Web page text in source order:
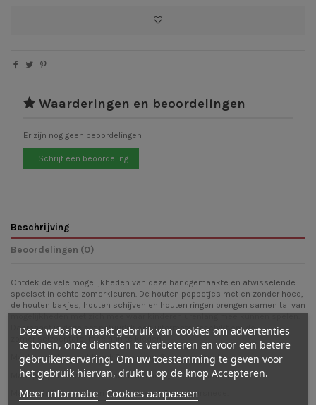
Waarderingen en beoordelingen
Er zijn nog geen beoordelingen
Schrijf een beoordeling
Beschrijving
Beoordelingen (0)
Ontdek de vele mogelijkheden van deze handgemaakte en afwisselende
speelset in echte zomerkleuren. De houten poppetjes met en zonder hoed,
de houten bakjes, houten schijven en houten ringen brengen samen tal van
mogelijkheden met zich mee waar kinderen urenlang mee kunnen spelen.
Daarnaast is deze set natuurlijk ook uitermate geschikt om de
zomer seizoentafel mee aan te kleden.
Maat poppetjes met hoed: 7 cm hoog, 3 cm doorsnede
Maat poppetjes zonder hoed: 6 cm hoog, 3 cm doorsnelde
Maat schijfjes en ringen : 1 cm dik en 4,7 cm doorsnede.
Deze website maakt gebruik van cookies om advertenties
te tonen, onze diensten te verbeteren en voor een betere
gebruikerservaring. Om uw toestemming te geven voor
het gebruik hiervan, drukt u op de knop Accepteren.
Meer informatie Cookies aanpassen